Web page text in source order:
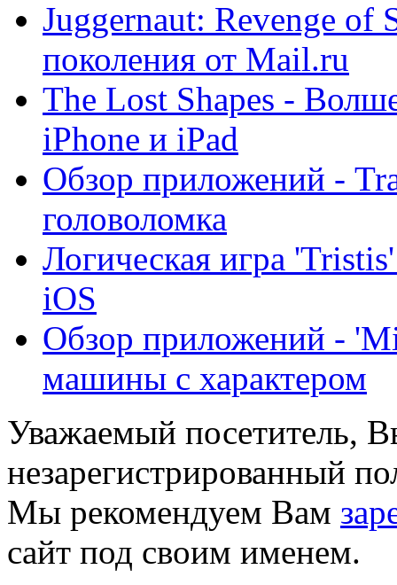
Juggernaut: Revenge of
поколения от Mail.ru
The Lost Shapes -
iPhone и iPad
Обзор приложений -
головоломка
Логическая игра
iOS
Обзор приложений -
машины с характером
Уважаемый посетитель,
незарегистрированный
Мы рекомендуем Вам
сайт под своим именем.